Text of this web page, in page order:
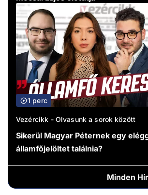
1 perc
Vezércikk - Olvasunk a sorok között
Sikerül Magyar Péternek egy
államfőjelöltet találnia?
Minden